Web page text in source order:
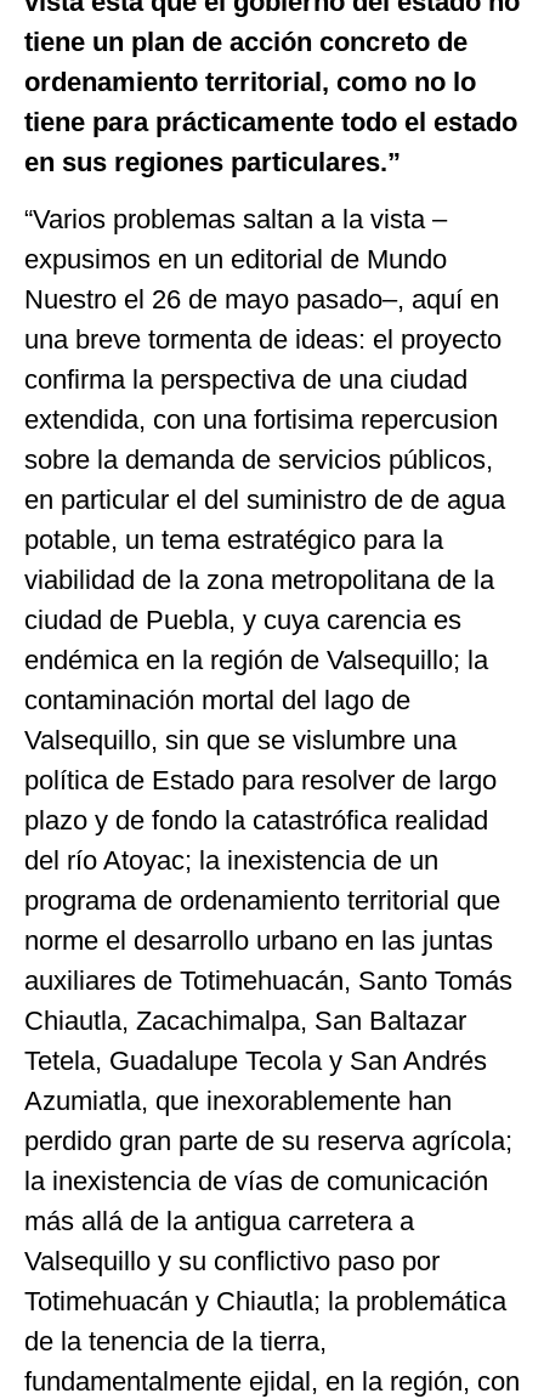
tiene un plan de acción concreto de
ordenamiento territorial, como no lo
tiene para prácticamente todo el estado
en sus regiones particulares.”
“Varios problemas saltan a la vista –
expusimos en un editorial de Mundo
Nuestro el 26 de mayo pasado–, aquí en
una breve tormenta de ideas: el proyecto
confirma la perspectiva de una ciudad
extendida, con una fortisima repercusion
sobre la demanda de servicios públicos,
en particular el del suministro de de agua
potable, un tema estratégico para la
viabilidad de la zona metropolitana de la
ciudad de Puebla, y cuya carencia es
endémica en la región de Valsequillo; la
contaminación mortal del lago de
Valsequillo, sin que se vislumbre una
política de Estado para resolver de largo
plazo y de fondo la catastrófica realidad
del río Atoyac; la inexistencia de un
programa de ordenamiento territorial que
norme el desarrollo urbano en las juntas
auxiliares de Totimehuacán, Santo Tomás
Chiautla, Zacachimalpa, San Baltazar
Tetela, Guadalupe Tecola y San Andrés
Azumiatla, que inexorablemente han
perdido gran parte de su reserva agrícola;
la inexistencia de vías de comunicación
más allá de la antigua carretera a
Valsequillo y su conflictivo paso por
Totimehuacán y Chiautla; la problemática
de la tenencia de la tierra,
fundamentalmente ejidal, en la región, con